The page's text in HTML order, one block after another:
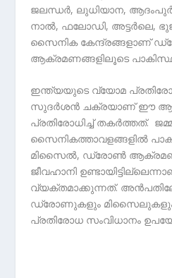
ജലന്ധർ, ലുധിയാന,
നാൽ, ഫലോഡി, അട്ടർലെ, ഭുജ്
സൈനിക കേന്ദ്രങ്ങളാണ്
ആക്രമണങ്ങളിലൂടെ
ഇന്ത്യയുടെ വ്യോമ
സുദർശൻ ചക്രയാണ് ഈ
പ്രതിരോധിച്ച് തകർത്തത്.
സൈനികത്താവളങ്ങളില്‍
മിസൈൽ, ഡ്രോൺ
ജീവഹാനി
വ്യക്തമാക്കുന്നത്.
ഡ്രോണുകളും മിസൈലുകളും
പ്രതിരോധ സംവിധാനം